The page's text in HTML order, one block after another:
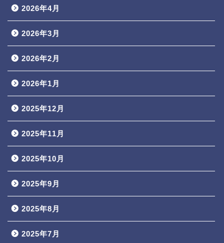
2026年4月
2026年3月
2026年2月
2026年1月
2025年12月
2025年11月
2025年10月
2025年9月
2025年8月
2025年7月